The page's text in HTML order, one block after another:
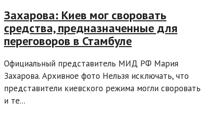
Захарова: Киев мог своровать
средства, предназначенные для
переговоров в Стамбуле
Официальный представитель МИД РФ Мария
Захарова. Архивное фото Нельзя исключать, что
представители киевского режима могли своровать
и те...